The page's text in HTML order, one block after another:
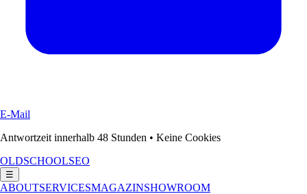
E-Mail
Antwortzeit innerhalb 48 Stunden • Keine Cookies
OLDSCHOOLSEO
☰
ABOUTSERVICESMAGAZINSHOWROOM